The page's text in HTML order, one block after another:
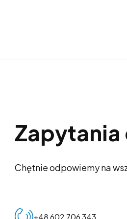
Chętnie odpowiemy na
+48 602 706 343